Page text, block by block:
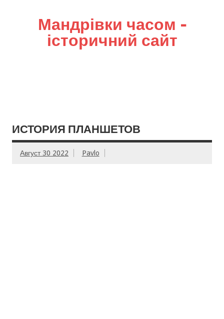
Мандрівки часом –
історичний сайт
ИСТОРИЯ ПЛАНШЕТОВ
Август 30 2022 Pavlo